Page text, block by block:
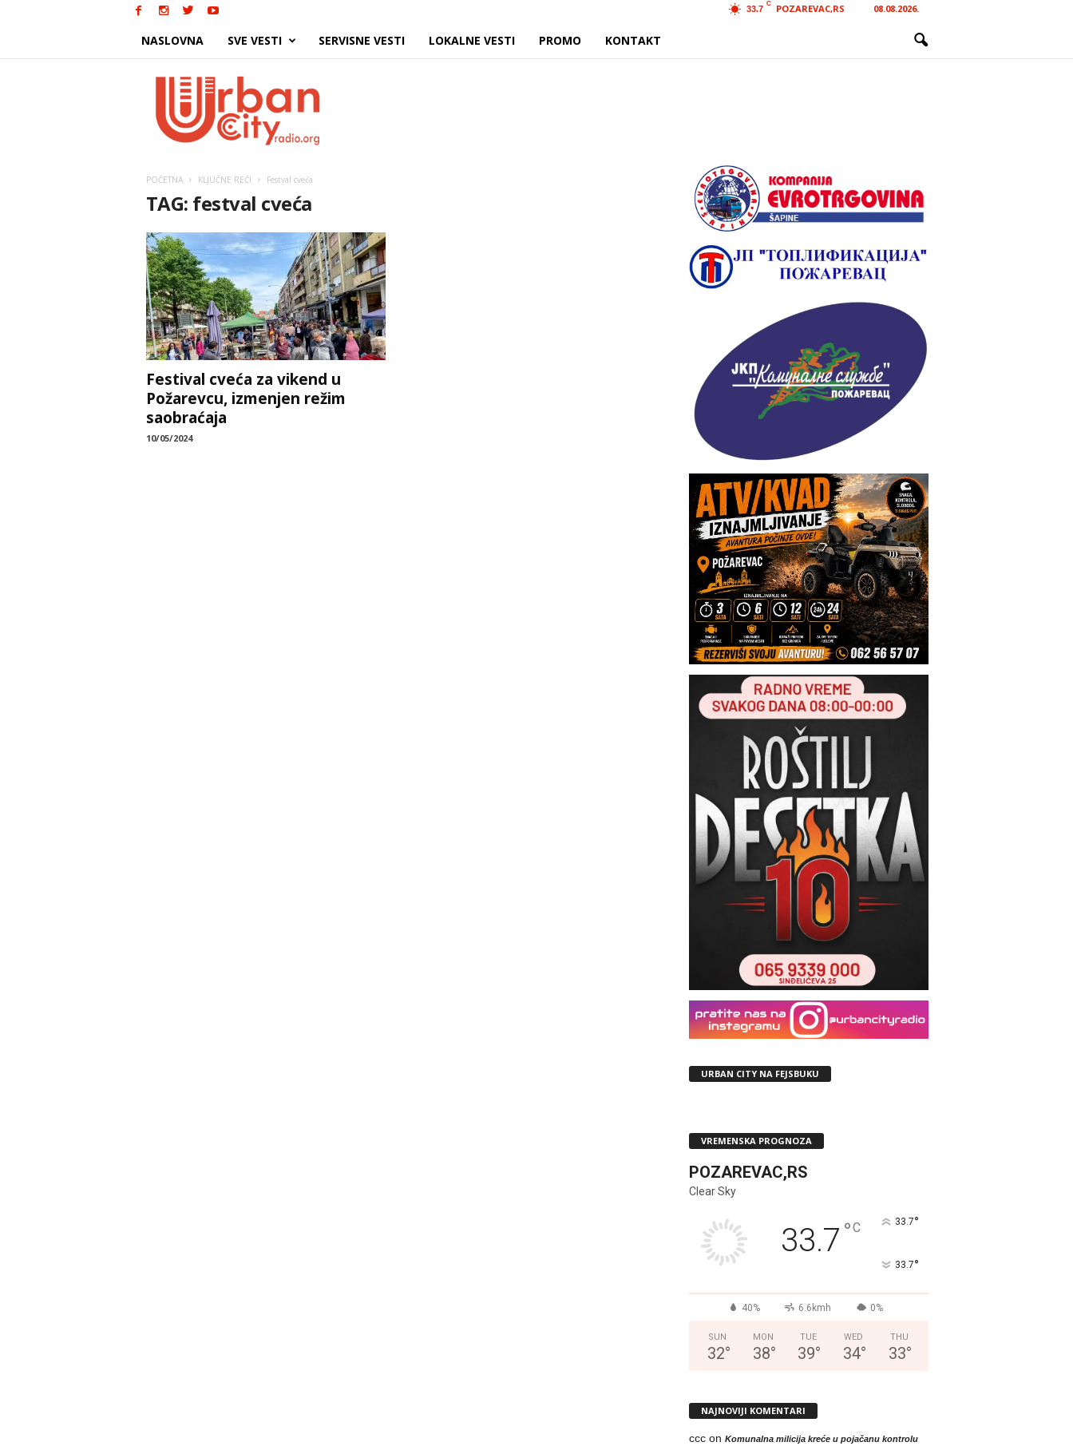
33.7
C POZAREVAC,RS 08.08.2026.
NASLOVNA SVE VESTI SERVISNE VESTI LOKALNE VESTI PROMO KONTAKT
POČETNA KLJUČNE REČI Festval cveća
TAG: festval cveća
Festival cveća za vikend u
Požarevcu, izmenjen režim
saobraćaja
10/05/2024
URBAN CITY NA FEJSBUKU
VREMENSKA PROGNOZA
POZAREVAC,RS
Clear Sky
33.7 °C 33.7°
33.7°
40% 6.6kmh 0%
SUN
32°
MON
38°
TUE
39°
WED
34°
THU
33°
NAJNOVIJI KOMENTARI
cccon Komunalna milicija kreće u pojačanu kontrolu